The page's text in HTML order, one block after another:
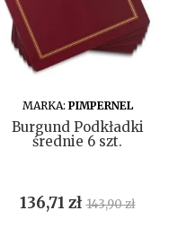
DO KOSZYKA
MARKA: PIMPERNEL
Burgund Podkładki
średnie 6 szt.
Cena
136,71 zł Cena
143,90 zł